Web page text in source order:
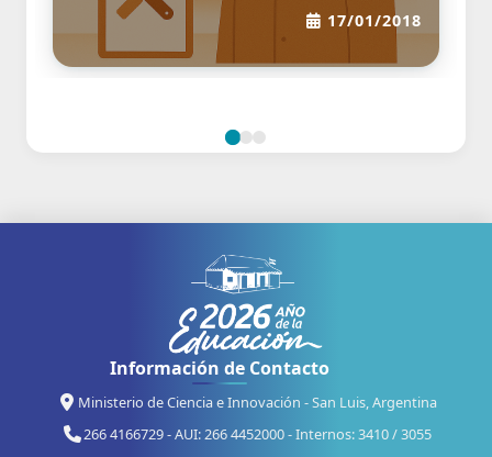
17/01/2018
Información de Contacto
Ministerio de Ciencia e Innovación - San Luis, Argentina